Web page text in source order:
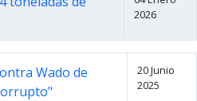
2026
Wado de
20 Junio
2025